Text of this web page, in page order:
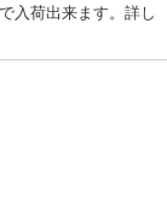
入荷出来ます。詳し